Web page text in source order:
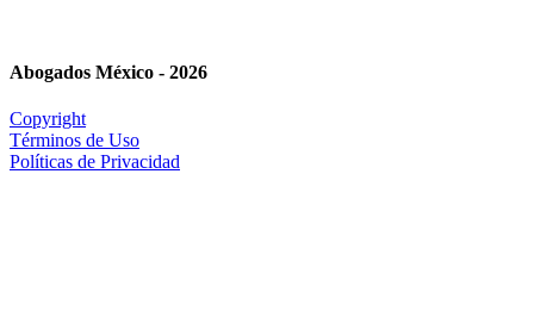
Abogados México - 2026
Copyright
Términos de Uso
Políticas de Privacidad